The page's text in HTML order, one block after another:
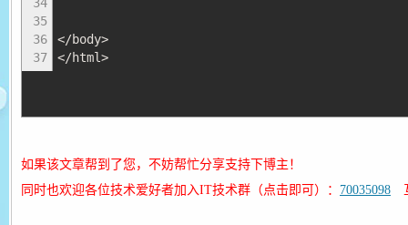
35
36
37
</body>
</html>
如果该文章帮到了您，不妨帮忙分享支持下博主！
同时也欢迎各位技术爱好者加入IT技术群（点击即可）： 70035098